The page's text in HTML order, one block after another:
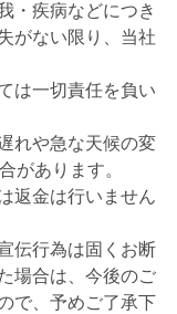
・疾病などにつき
がない限り、当社
は一切責任を負い
れや急な天候の変
があります。
返金は行いません
伝行為は固くお断
場合は、今後のご
で、予めご了承下